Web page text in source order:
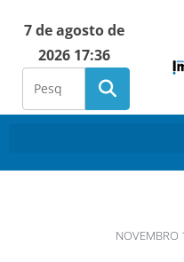
7 de agosto de
2026 17:36
NOVEMBRO